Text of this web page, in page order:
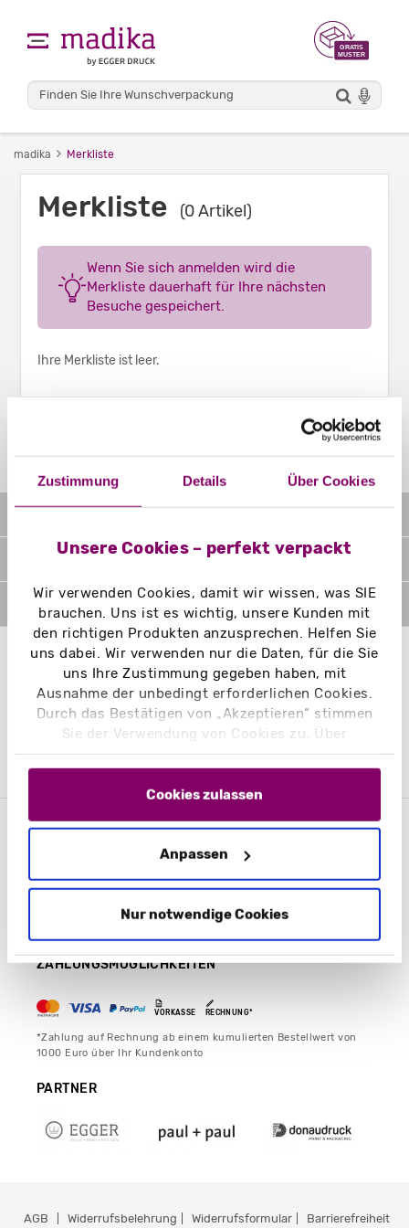
Zustimmung Details Über Cookies
Unsere Cookies – perfekt verpackt
Wir verwenden Cookies, damit wir wissen, was SIE
brauchen. Uns ist es wichtig, unsere Kunden mit
den richtigen Produkten anzusprechen. Helfen Sie
uns dabei. Wir verwenden nur die Daten, für die Sie
uns Ihre Zustimmung gegeben haben, mit
Ausnahme der unbedingt erforderlichen Cookies.
Durch das Bestätigen von „Akzeptieren“ stimmen
Sie der Verwendung von Cookies zu. Über
„Einstellungen“ können Sie auswählen, welche
Cookies Sie zulassen. Hier finden Sie unser
und unsereDatenschutzerklärung
Cookies zulassen
Anpassen
Nur notwendige Cookies
madika Merkliste
Merkliste (0 Artikel)
Wenn Sie sich anmelden wird die
Merkliste dauerhaft für Ihre nächsten
Besuche gespeichert.
Ihre Merkliste ist leer.
Seitenanfang
service@madika.de WhatsApp Chat
SOCIAL MEDIA
ÜBER UNS
Jetzt unseren Newsletter abonnieren und exklusive Angebote
ZAHLUNGSMÖGLICHKEITEN
VORKASSE RECHNUNG*
*Zahlung auf Rechnung ab einem kumulierten Bestellwert von
1000 Euro über Ihr Kundenkonto
PARTNER
AGB Widerrufsbelehrung Widerrufsformular Barrierefreiheit